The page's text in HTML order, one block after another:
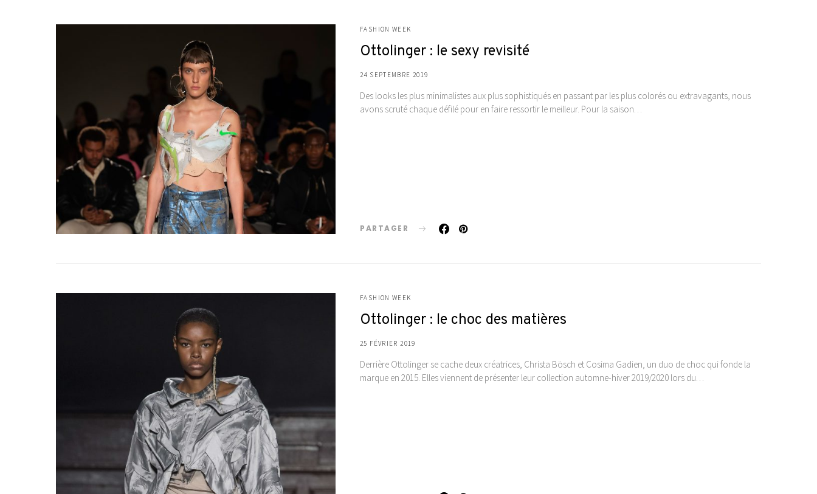
FASHION WEEK
Ottolinger : le sexy revisité
24 SEPTEMBRE 2019
Des looks les plus minimalistes aux plus sophistiqués en passant par les plus colorés ou extravagants, nous
avons scruté chaque défilé pour en faire ressortir le meilleur. Pour la saison…
PARTAGER
FASHION WEEK
Ottolinger : le choc des matières
25 FÉVRIER 2019
Derrière Ottolinger se cache deux créatrices, Christa Bösch et Cosima Gadien, un duo de choc qui fonde la
marque en 2015. Elles viennent de présenter leur collection automne-hiver 2019/2020 lors du…